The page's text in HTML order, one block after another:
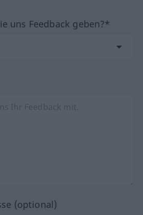
uns Feedback geben?*
(optional)